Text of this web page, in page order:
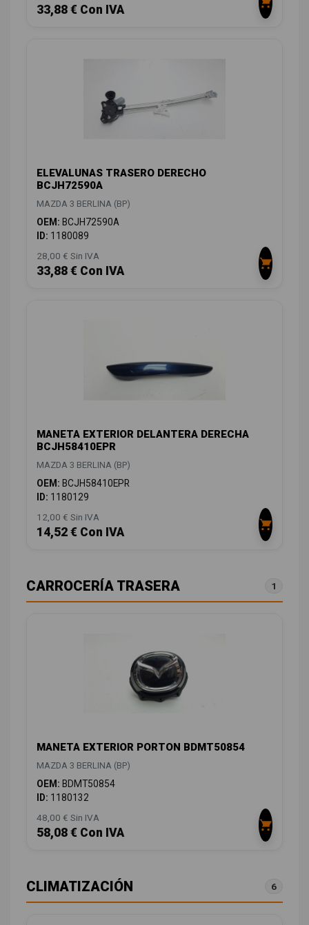
33,88 € Con IVA
ELEVALUNAS TRASERO DERECHO
BCJH72590A
MAZDA 3 BERLINA (BP)
OEM: BCJH72590A
ID: 1180089
28,00 € Sin IVA
33,88 € Con IVA
MANETA EXTERIOR DELANTERA DERECHA
BCJH58410EPR
MAZDA 3 BERLINA (BP)
OEM: BCJH58410EPR
ID: 1180129
12,00 € Sin IVA
14,52 € Con IVA
CARROCERÍA TRASERA 1
MANETA EXTERIOR PORTON BDMT50854
MAZDA 3 BERLINA (BP)
OEM: BDMT50854
ID: 1180132
48,00 € Sin IVA
58,08 € Con IVA
CLIMATIZACIÓN 6